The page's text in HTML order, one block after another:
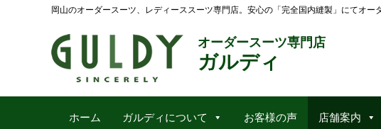
岡山のオーダースーツ、レディーススーツ専門店。安心の「完全国内縫製」にてオー
オーダースーツ専門店
ガルディ
ホーム ガルディについて お客様の声 店舗案内